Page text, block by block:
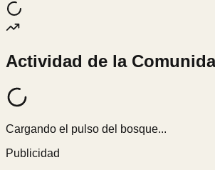
Actividad de la
Cargando el pulso del bosque...
Publicidad